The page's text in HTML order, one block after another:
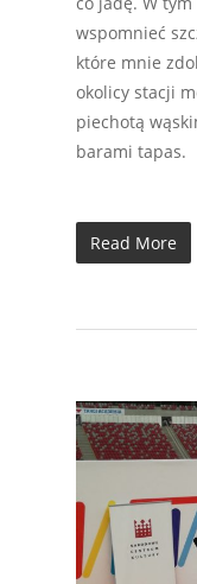
wspomnieć
które mnie
okolicy stacji
piechotą
barami tapas.
Read More